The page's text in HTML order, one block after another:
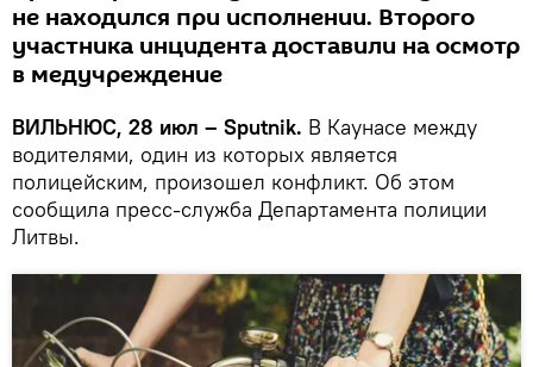
не находился при исполнении. Второго
участника инцидента доставили на осмотр
в медучреждение
ВИЛЬНЮС, 28 июл – Sputnik. В Каунасе между
водителями, один из которых является
полицейским, произошел конфликт. Об этом
сообщила пресс-служба Департамента полиции
Литвы.